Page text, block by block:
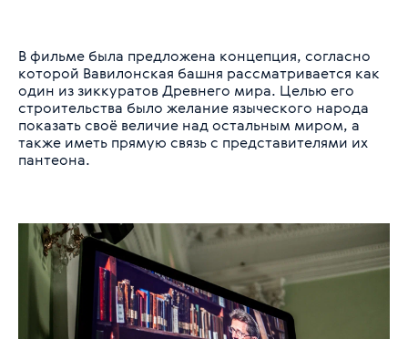
В фильме была предложена концепция, согласно
которой Вавилонская башня рассматривается как
один из зиккуратов Древнего мира. Целью его
строительства было желание языческого народа
показать своё величие над остальным миром, а
также иметь прямую связь с представителями их
пантеона.